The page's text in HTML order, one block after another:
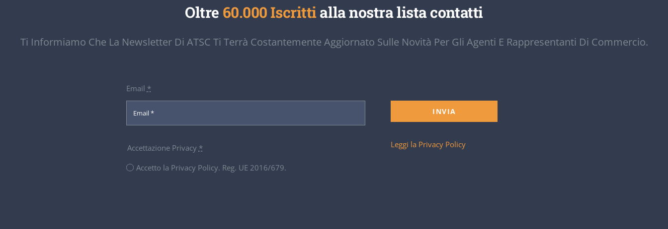
Oltre 60.000 Iscrittialla nostra lista contatti
Ti Informiamo Che La Newsletter Di ATSC Ti Terrà Costantemente Aggiornato Sulle Novità Per Gli Agenti E Rappresentanti Di Commercio.
Email *
Accettazione Privacy *
Accetto la Privacy Policy. Reg. UE 2016/679.
INVIA
Leggi la Privacy Policy